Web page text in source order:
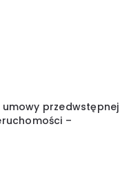
umowy przedwstępnej
–